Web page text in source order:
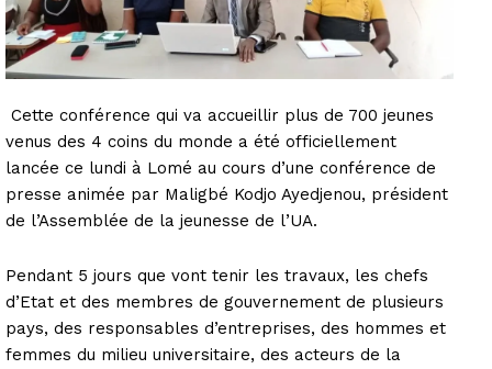
Cette conférence qui va accueillir plus de 700 jeunes
venus des 4 coins du monde a été officiellement
lancée ce lundi à Lomé au cours d’une conférence de
presse animée par Maligbé Kodjo Ayedjenou, président
de l’Assemblée de la jeunesse de l’UA.
Pendant 5 jours que vont tenir les travaux, les chefs
d’Etat et des membres de gouvernement de plusieurs
pays, des responsables d’entreprises, des hommes et
femmes du milieu universitaire, des acteurs de la